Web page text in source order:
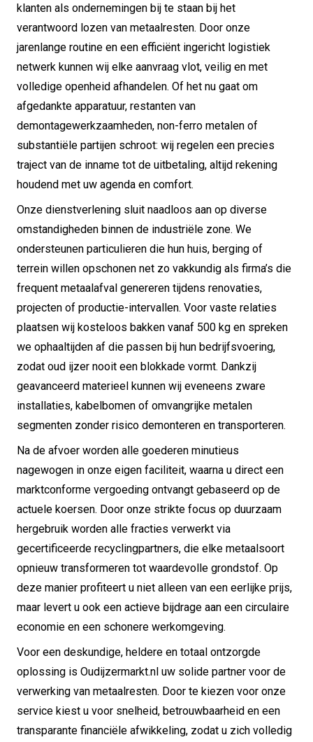
klanten als ondernemingen bij te staan bij het
verantwoord lozen van metaalresten. Door onze
jarenlange routine en een efficiënt ingericht logistiek
netwerk kunnen wij elke aanvraag vlot, veilig en met
volledige openheid afhandelen. Of het nu gaat om
afgedankte apparatuur, restanten van
demontagewerkzaamheden, non-ferro metalen of
substantiële partijen schroot: wij regelen een precies
traject van de inname tot de uitbetaling, altijd rekening
houdend met uw agenda en comfort.
Onze dienstverlening sluit naadloos aan op diverse
omstandigheden binnen de industriële zone. We
ondersteunen particulieren die hun huis, berging of
terrein willen opschonen net zo vakkundig als firma’s die
frequent metaalafval genereren tijdens renovaties,
projecten of productie-intervallen. Voor vaste relaties
plaatsen wij kosteloos bakken vanaf 500 kg en spreken
we ophaaltijden af die passen bij hun bedrijfsvoering,
zodat oud ijzer nooit een blokkade vormt. Dankzij
geavanceerd materieel kunnen wij eveneens zware
installaties, kabelbomen of omvangrijke metalen
segmenten zonder risico demonteren en transporteren.
Na de afvoer worden alle goederen minutieus
nagewogen in onze eigen faciliteit, waarna u direct een
marktconforme vergoeding ontvangt gebaseerd op de
actuele koersen. Door onze strikte focus op duurzaam
hergebruik worden alle fracties verwerkt via
gecertificeerde recyclingpartners, die elke metaalsoort
opnieuw transformeren tot waardevolle grondstof. Op
deze manier profiteert u niet alleen van een eerlijke prijs,
maar levert u ook een actieve bijdrage aan een circulaire
economie en een schonere werkomgeving.
Voor een deskundige, heldere en totaal ontzorgde
oplossing is Oudijzermarkt.nl uw solide partner voor de
verwerking van metaalresten. Door te kiezen voor onze
service kiest u voor snelheid, betrouwbaarheid en een
transparante financiële afwikkeling, zodat u zich volledig